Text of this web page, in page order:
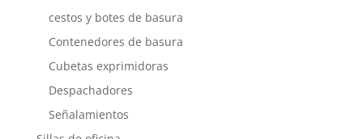
cestos y botes de basura
Contenedores de basura
Cubetas exprimidoras
Despachadores
Señalamientos